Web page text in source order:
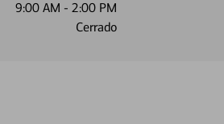
9:00 AM - 2:00 PM
Cerrado